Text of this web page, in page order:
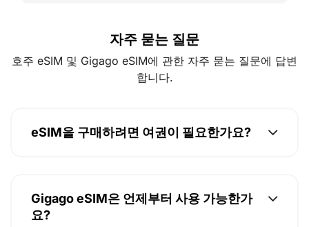
자주 묻는 질문
호주 eSIM 및 Gigago eSIM에 관한 자주 묻는 질문에 답변
합니다.
eSIM을 구매하려면 여권이 필요한가요?
Gigago eSIM은 언제부터 사용 가능한가
요?